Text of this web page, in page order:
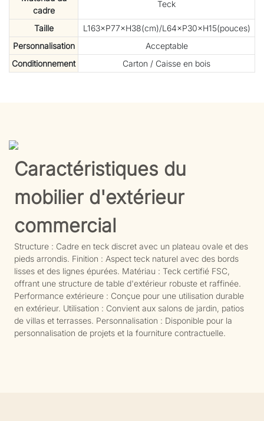
cadre
Teck
Taille
L163×P77×H38(cm)/L64×P30×H15(pouces)
Personnalisation
Acceptable
Conditionnement
Carton / Caisse en bois
Caractéristiques du
mobilier d'extérieur
commercial
Structure : Cadre en teck discret avec un plateau ovale et des
pieds arrondis. Finition : Aspect teck naturel avec des bords
lisses et des lignes épurées. Matériau : Teck certifié FSC,
offrant une structure de table d'extérieur robuste et raffinée.
Performance extérieure : Conçue pour une utilisation durable
en extérieur. Utilisation : Convient aux salons de jardin, patios
de villas et terrasses. Personnalisation : Disponible pour la
personnalisation de projets et la fourniture contractuelle.